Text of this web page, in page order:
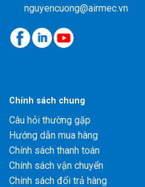
nguyencuong@airmec.vn
Chính sách chung
Câu hỏi thường gặp
Hướng dẫn mua hàng
Chính sách thanh toán
Chính sách vận chuyển
Chính sách đổi trả hàng